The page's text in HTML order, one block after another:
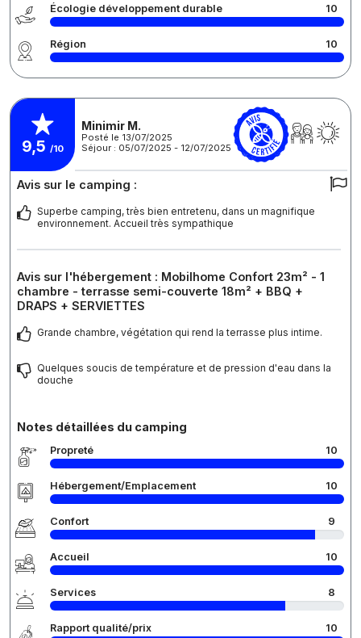
Écologie développement durable 10
Région 10
9,5 /10
Minimir M.
Posté le 13/07/2025
Séjour : 05/07/2025 - 12/07/2025
Avis sur le camping :
Superbe camping, très bien entretenu, dans un magnifique
environnement. Accueil très sympathique
Avis sur l'hébergement : Mobilhome Confort 23m² - 1
chambre - terrasse semi-couverte 18m² + BBQ +
DRAPS + SERVIETTES
Grande chambre, végétation qui rend la terrasse plus intime.
Quelques soucis de température et de pression d'eau dans la
douche
Notes détaillées du camping
Propreté 10
Hébergement/Emplacement 10
Confort 9
Accueil 10
Services 8
Rapport qualité/prix 10